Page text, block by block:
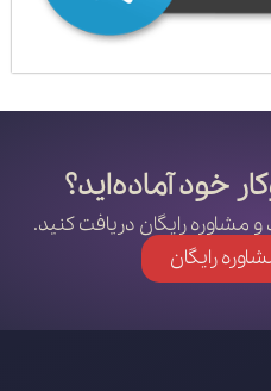
خود آماده‌اید؟
مشاوره رایگان دریافت کنید.
رایگان